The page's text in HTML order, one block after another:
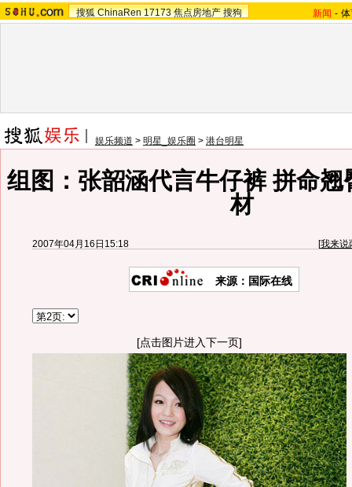
搜狐 ChinaRen 17173 焦点房地产 搜狗 新闻 -
娱乐频道 > 明星_娱乐圈 > 港台明星
组图：张韶涵代言牛仔裤 拼命翘
材
2007年04月16日15:18 [我来说
来源：国际在线
[点击图片进入下一页]